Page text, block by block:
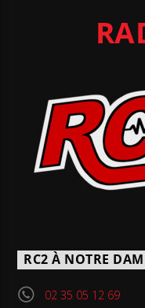
RC2 À NOTRE
02 35 05 12 69